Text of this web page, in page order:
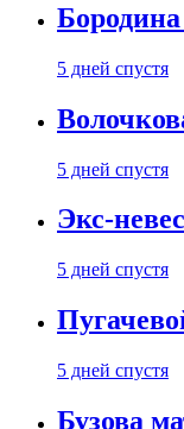
5 дней спустя
5 дней спустя
Экс-
5 дней спустя
5 дней спустя
Бузова